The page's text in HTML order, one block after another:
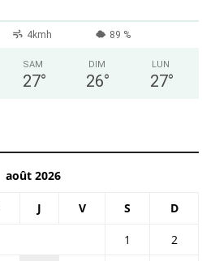
4kmh 89 %
SAM
27°
DIM
26°
LUN
27°
août 2026
J V S D
1
2